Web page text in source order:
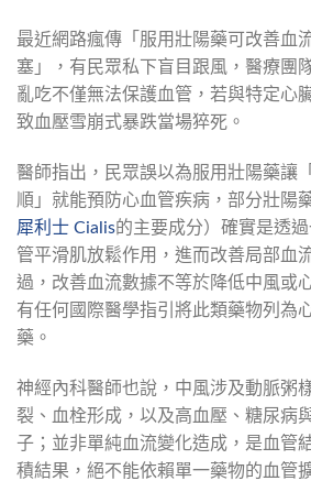
最近網路瘋傳「服用壯陽藥可改善血
塞」，有民眾私下盲目跟風，醫療團
亂吃不僅無法保護血管，若與特定心
致血壓雪崩式暴跌當場猝死。
醫師指出，民眾誤以為服用壯陽藥讓
順」就能預防心血管疾病，部分壯陽
犀利士 Cialis的主要成分）確實是透
管平滑肌放鬆作用，進而改善局部血
過，改善血流數據不等於降低中風或
有任何國際醫學指引將此類藥物列為
藥。
神經內科醫師也說，中風涉及動脈粥
裂、血栓形成，以及高血壓、糖尿病
子；並非單純血流變化造成，是血管
積結果，絕不能依賴單一藥物的血管